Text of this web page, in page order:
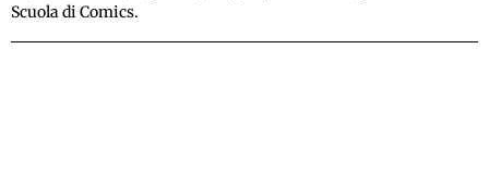
Scuola di Comics.